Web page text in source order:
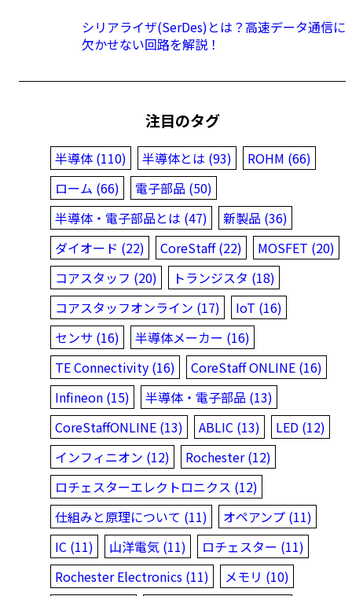
シリアライザ(SerDes)とは？高速データ通信に
欠かせない回路を解説！
注目のタグ
半導体 (110) 半導体とは (93)
ROHM (66)
ローム (66)
電子部品 (50)
半導体・電子部品とは (47)
新製品 (36)
ダイオード (22)
CoreStaff (22)
MOSFET (20)
コアスタッフ (20)
トランジスタ (18)
コアスタッフオンライン (17)
IoT (16)
センサ (16)
半導体メーカー (16)
TE Connectivity (16)
CoreStaff ONLINE (16)
Infineon (15)
半導体・電子部品 (13)
CoreStaffONLINE (13)
ABLIC (13)
LED (12)
インフィニオン (12)
Rochester (12)
ロチェスターエレクトロニクス (12)
仕組みと原理について (11)
オペアンプ (11)
IC (11)
山洋電気 (11)
ロチェスター (11)
Rochester Electronics (11)
メモリ (10)